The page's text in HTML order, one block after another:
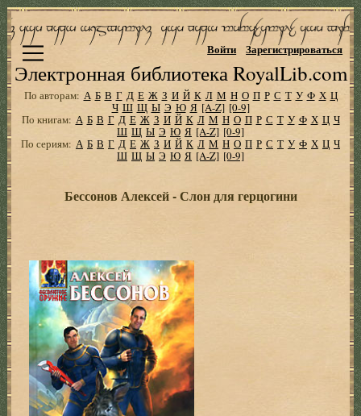
Электронная библиотека RoyalLib.com
Войти Зарегистрироваться
По авторам: А Б В Г Д Е Ж З И Й К Л М Н О П Р С Т У Ф Х Ц
Ч Ш Щ Ы Э Ю Я [A-Z] [0-9]
По книгам: А Б В Г Д Е Ж З И Й К Л М Н О П Р С Т У Ф Х Ц Ч
Ш Щ Ы Э Ю Я [A-Z] [0-9]
По сериям: А Б В Г Д Е Ж З И Й К Л М Н О П Р С Т У Ф Х Ц Ч
Ш Щ Ы Э Ю Я [A-Z] [0-9]
Бессонов Алексей - Слон для герцогини